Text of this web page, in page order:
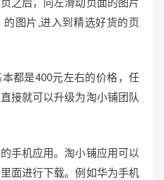
图片,进入到精选好货的页
都是400元左右的价格，任
接就可以升级为淘小铺团队
手机应用。淘小铺应用可以
面进行下载。例如华为手机